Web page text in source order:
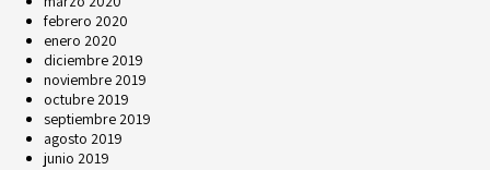
febrero 2020
enero 2020
diciembre 2019
noviembre 2019
octubre 2019
septiembre 2019
agosto 2019
junio 2019